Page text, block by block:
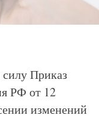
силу Приказ
РФ от 12
изменений